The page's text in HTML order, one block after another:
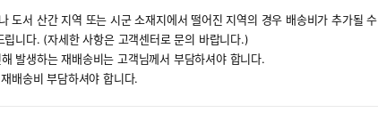
도서 산간 지역 또는 시군 소재지에서 떨어진 지역의 경우 배송비가 추가될 수
니다. (자세한 사항은 고객센터로 문의 바랍니다.)
발생하는 재배송비는 고객님께서 부담하셔야 합니다.
배송비 부담하셔야 합니다.